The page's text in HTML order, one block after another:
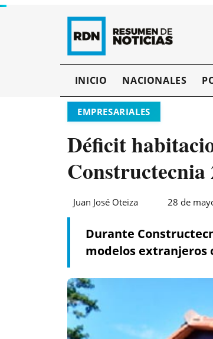
INICIO NACIONALES
EMPRESARIALES
Déficit
Constructecnia
Juan José Oteiza 28 de
Durante
modelos extranjeros